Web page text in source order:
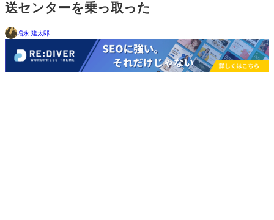
送センターを乗っ取った
増永 建太郎